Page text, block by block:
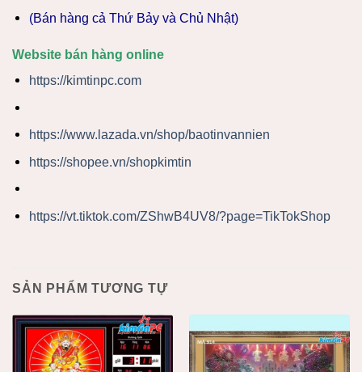
(Bán hàng cả Thứ Bảy và Chủ Nhật)
Website bán hàng online
https://kimtinpc.com
https://www.lazada.vn/shop/baotinvannien
https://shopee.vn/shopkimtin
https://vt.tiktok.com/ZShwB4UV8/?page=TikTokShop
SẢN PHẨM TƯƠNG TỰ